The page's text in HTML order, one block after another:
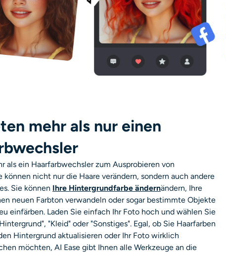
mehr als nur einen
als ein Haarfarbwechsler zum Ausprobieren von
können nicht nur die Haare verändern, sondern auch andere
Sie können Ihre Hintergrundfarbe ändernändern, Ihre
neuen Farbton verwandeln oder sogar bestimmte Objekte
einfärben. Laden Sie einfach Ihr Foto hoch und wählen Sie
"Kleid" oder "Sonstiges". Egal, ob Sie Haarfarben
Hintergrund aktualisieren oder Ihr Foto wirklich
möchten, AI Ease gibt Ihnen alle Werkzeuge an die